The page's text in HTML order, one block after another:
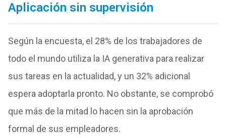
Aplicación sin supervisión
Según la encuesta, el 28% de los trabajadores de
todo el mundo utiliza la IA generativa para realizar
sus tareas en la actualidad, y un 32% adicional
espera adoptarla pronto. No obstante, se comprobó
que más de la mitad lo hacen sin la aprobación
formal de sus empleadores.